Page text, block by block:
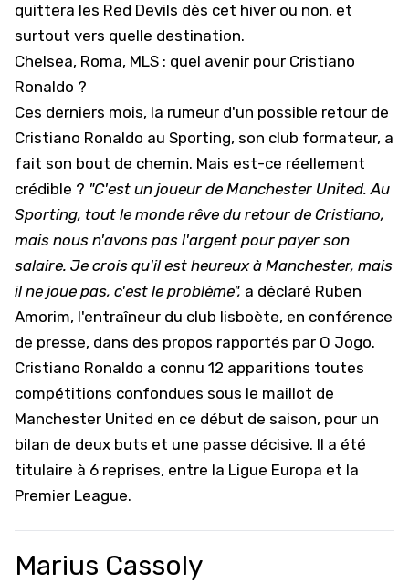
quittera les Red Devils dès cet hiver ou non, et
surtout vers quelle destination.
Chelsea, Roma, MLS : quel avenir pour Cristiano
Ronaldo ?
Ces derniers mois, la rumeur d'un possible retour de
Cristiano Ronaldo au Sporting, son club formateur, a
fait son bout de chemin. Mais est-ce réellement
crédible ? "C'est un joueur de Manchester United. Au
Sporting, tout le monde rêve du retour de Cristiano,
mais nous n'avons pas l'argent pour payer son
salaire. Je crois qu'il est heureux à Manchester, mais
il ne joue pas, c'est le problème", a déclaré Ruben
Amorim, l'entraîneur du club lisboète, en conférence
de presse, dans des propos rapportés par O Jogo.
Cristiano Ronaldo a connu 12 apparitions toutes
compétitions confondues sous le maillot de
Manchester United en ce début de saison, pour un
bilan de deux buts et une passe décisive. Il a été
titulaire à 6 reprises, entre la Ligue Europa et la
Premier League.
Marius Cassoly